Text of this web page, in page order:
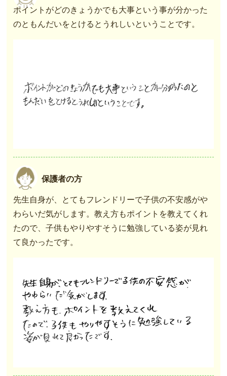
ポイントがどのきょうかでも大事という事が分かった
のともんだいをとけるとうれしいということです。
保護者の方
先生自身が、とてもフレンドリーで子供の不安感がや
わらいだ気がします。教え方もポイントを教えてくれ
たので、子供もやりやすそうに勉強している姿が見れ
て良かったです。